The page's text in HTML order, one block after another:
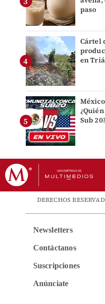
paso
Cártel
en
Sub
DERECHOS
Newsletters
Contáctanos
Suscripciones
Anúnciate